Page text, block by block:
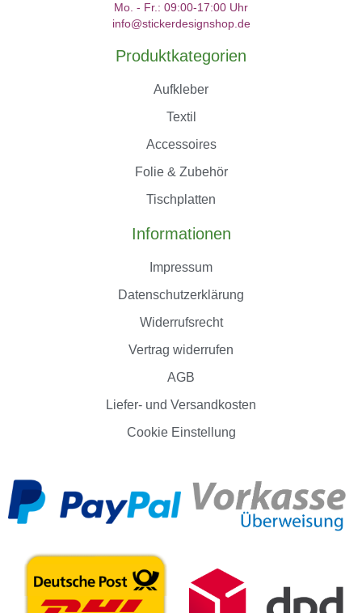
Mo. - Fr.: 09:00-17:00 Uhr
info@stickerdesignshop.de
Produktkategorien
Aufkleber
Textil
Accessoires
Folie & Zubehör
Tischplatten
Informationen
Impressum
Datenschutzerklärung
Widerrufsrecht
Vertrag widerrufen
AGB
Liefer- und Versandkosten
Cookie Einstellung